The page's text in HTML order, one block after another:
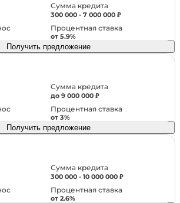
Сумма кредита
300 000 - 7 000 000 ₽
Процентная ставка
от 5.9%
Получить предложение
Сумма кредита
до 9 000 000 ₽
Процентная ставка
от 3%
Получить предложение
Сумма кредита
300 000 - 10 000 000 ₽
Процентная ставка
от 2.6%